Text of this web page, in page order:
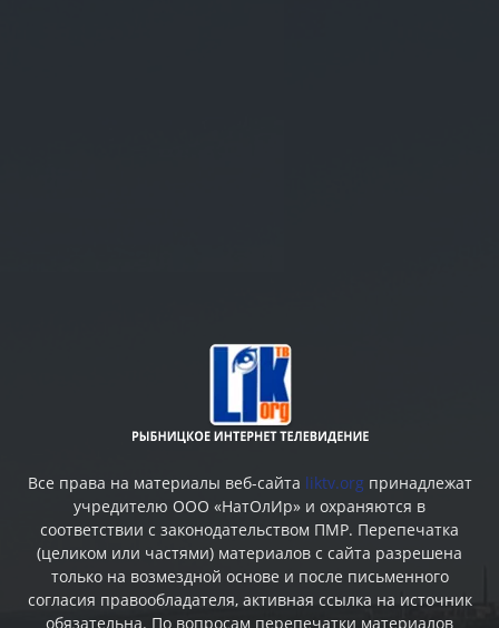
Все права на материалы веб-сайта liktv.org принадлежат
учредителю ООО «НатОлИр» и охраняются в
соответствии с законодательством ПМР. Перепечатка
(целиком или частями) материалов c сайта разрешена
только на возмездной основе и после письменного
согласия правообладателя, активная ссылка на источник
обязательна. По вопросам перепечатки материалов